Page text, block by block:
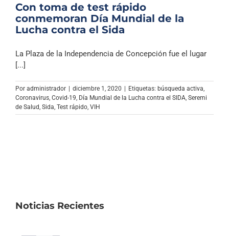
Con toma de test rápido
conmemoran Día Mundial de la
Lucha contra el Sida
La Plaza de la Independencia de Concepción fue el lugar
[...]
Por administrador | diciembre 1, 2020 | Etiquetas: búsqueda activa
Coronavirus Covid-19 Día Mundial de la Lucha contra el SIDA Seremi
de Salud Sida Test rápido VIH
Noticias Recientes